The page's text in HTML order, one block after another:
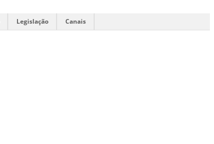
Legislação Canais